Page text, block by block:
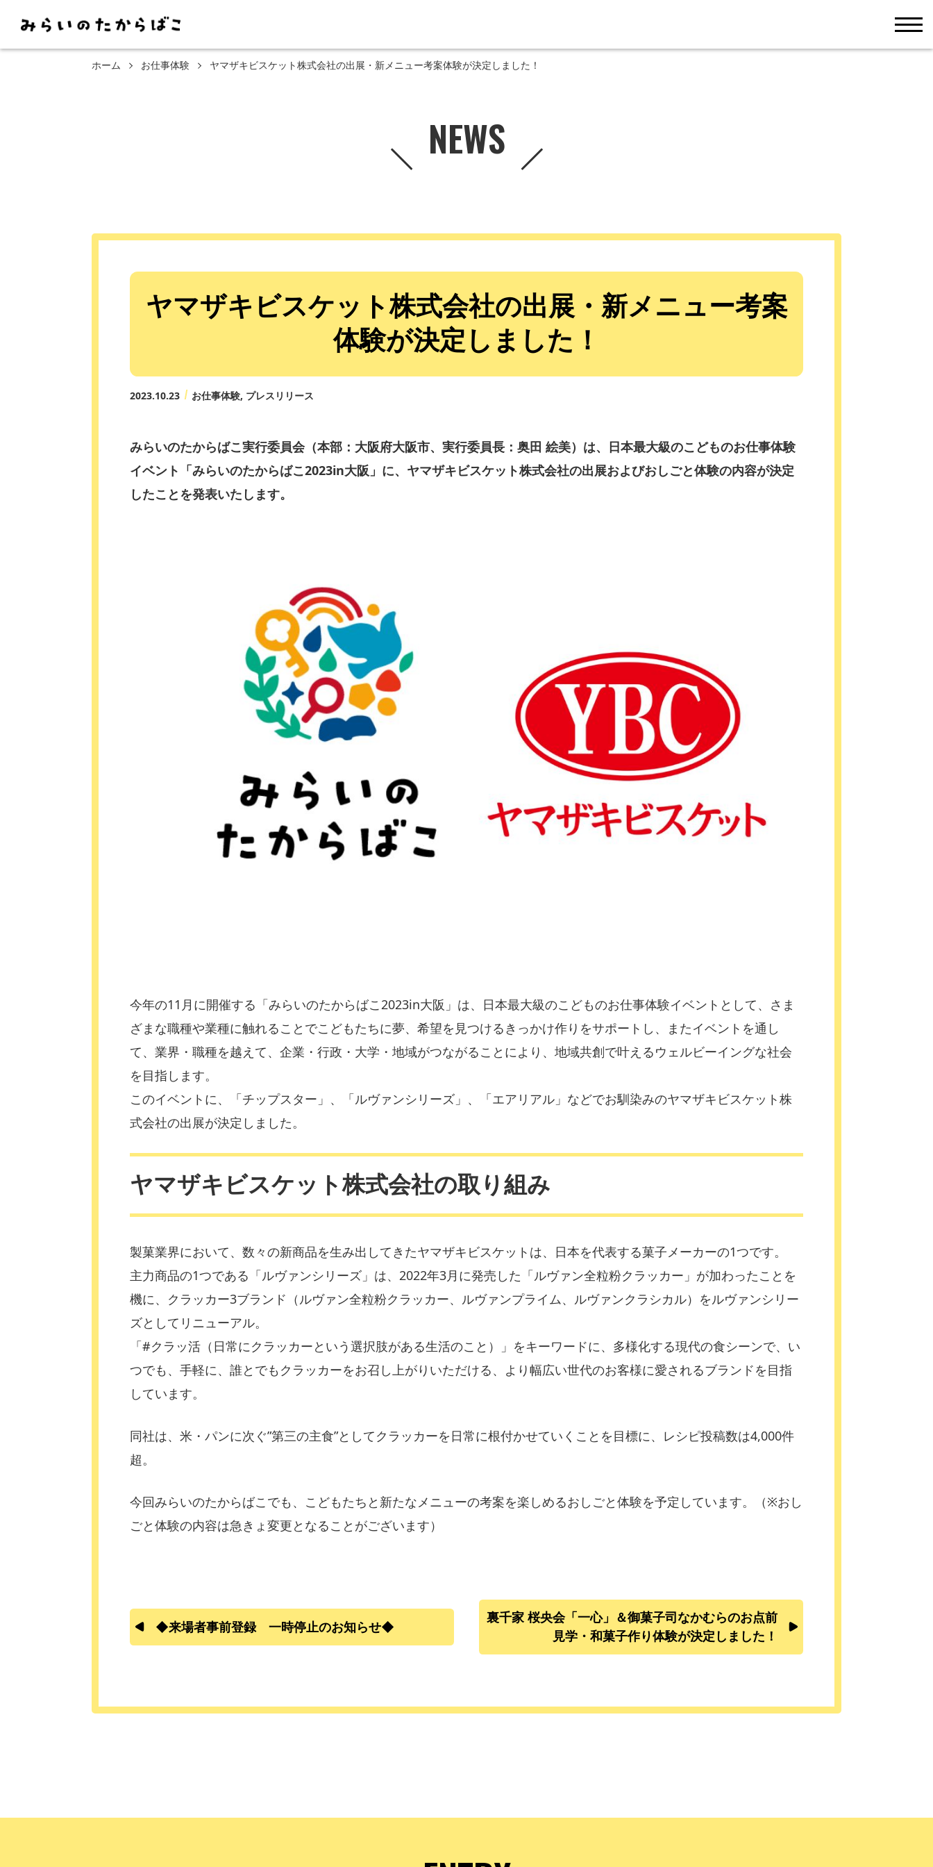
ホーム お仕事体験 ヤマザキビスケット株式会社の出展・新メニュー考案体験が決定しました！
NEWS
ヤマザキビスケット株式会社の出展・新メニュー考案
体験が決定しました！
2023.10.23 お仕事体験 プレスリリース
みらいのたからばこ実行委員会（本部：大阪府大阪市、実行委員長：奥田 絵美）は、日本最大級のこどものお仕事体験
イベント「みらいのたからばこ2023in大阪」に、ヤマザキビスケット株式会社の出展およびおしごと体験の内容が決定
したことを発表いたします。
今年の11月に開催する「みらいのたからばこ2023in大阪」は、日本最大級のこどものお仕事体験イベントとして、さま
ざまな職種や業種に触れることでこどもたちに夢、希望を見つけるきっかけ作りをサポートし、またイベントを通し
て、業界・職種を越えて、企業・行政・大学・地域がつながることにより、地域共創で叶えるウェルビーイングな社会
を目指します。
このイベントに、「チップスター」、「ルヴァンシリーズ」、「エアリアル」などでお馴染みのヤマザキビスケット株
式会社の出展が決定しました。
ヤマザキビスケット株式会社の取り組み
製菓業界において、数々の新商品を生み出してきたヤマザキビスケットは、日本を代表する菓子メーカーの1つです。
主力商品の1つである「ルヴァンシリーズ」は、2022年3月に発売した「ルヴァン全粒粉クラッカー」が加わったことを
機に、クラッカー3ブランド（ルヴァン全粒粉クラッカー、ルヴァンプライム、ルヴァンクラシカル）をルヴァンシリー
ズとしてリニューアル。
「#クラッ活（日常にクラッカーという選択肢がある生活のこと）」をキーワードに、多様化する現代の食シーンで、い
つでも、手軽に、誰とでもクラッカーをお召し上がりいただける、より幅広い世代のお客様に愛されるブランドを目指
しています。
同社は、米・パンに次ぐ”第三の主食”としてクラッカーを日常に根付かせていくことを目標に、レシピ投稿数は4,000件
超。
今回みらいのたからばこでも、こどもたちと新たなメニューの考案を楽しめるおしごと体験を予定しています。（※おし
ごと体験の内容は急きょ変更となることがございます）
◆来場者事前登録 一時停止のお知らせ◆
裏千家 桜央会「一心」＆御菓子司なかむらのお点前
見学・和菓子作り体験が決定しました！